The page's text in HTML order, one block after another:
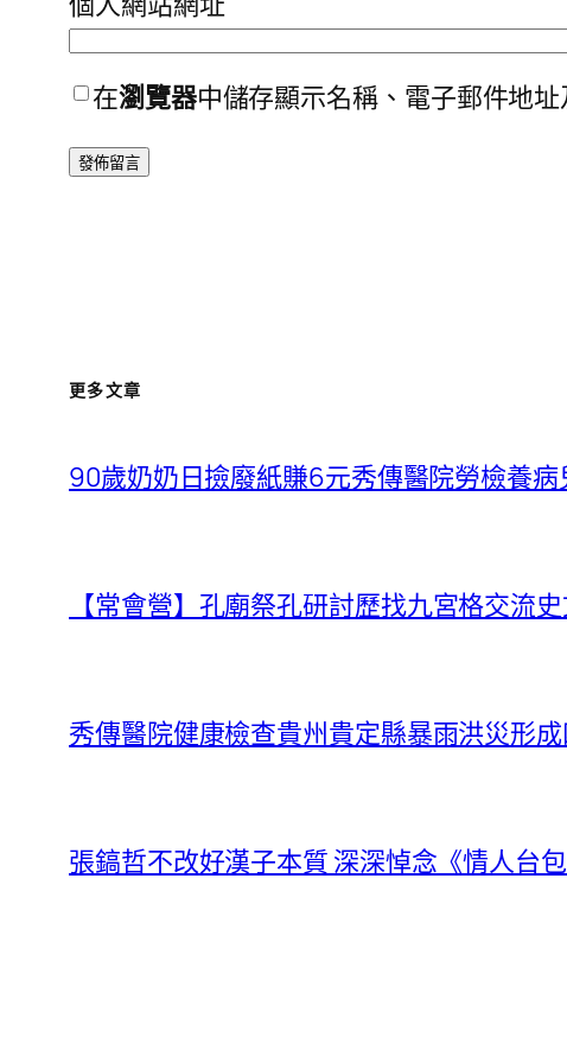
在瀏覽器中儲存顯示名稱、電子郵件地
更多文章
90歲奶奶日撿廢紙賺6元秀傳醫院勞檢養
【常會營】孔廟祭孔研討歷找九宮格交流
秀傳醫院健康檢查貴州貴定縣暴雨洪災形
張鎬哲不改好漢子本質 深深悼念《情人台